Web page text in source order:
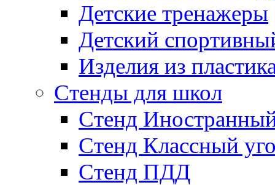
Детские тренажеры
Детский
Изделия из
Стенды для школ
Стенд
Стенд Классный
Стенд ПДД